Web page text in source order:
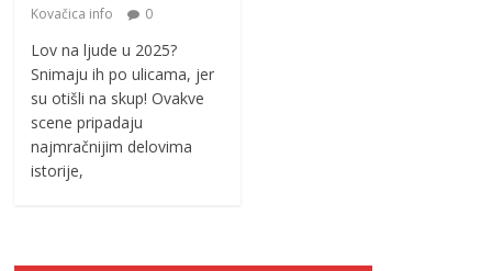
Kovačica info
0
Lov na ljude u 2025?
Snimaju ih po ulicama, jer
su otišli na skup! Ovakve
scene pripadaju
najmračnijim delovima
istorije,